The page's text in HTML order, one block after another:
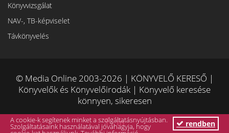
Könyvvizsgálat
NAV-, TB-képviselet
Távkönyvelés
© Media Online 2003-2026 | KÖNYVELŐ KERESŐ |
Könyvelők és Könyvelőirodák | Könyvelő keresése
könnyen, sikeresen
A cookie-k segítenek minket a szolgáltatásnyújtásban.
Szolgáltatásaink használatával jóváhagyja, hogy rendben